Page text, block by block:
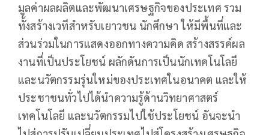
มูลค่าผลผลิตและพัฒนาเศรษฐกิจของประเทศ รวม
ทั้งสร้างเวทีสำหรับเยาวชน นักศึกษา ให้มีพื้นที่และ
ส่วนร่วมในการแสดงออกทางความคิด สร้างสรรค์ผล
งานที่เป็นประโยชน์ ผลักดันการเป็นนักเทคโนโลยี
และนวัตกรรมรุ่นใหม่ของประเทศในอนาคต และให้
ประชาชนทั่วไปได้นำความรู้ด้านวิทยาศาสตร์
เทคโนโลยี และนวัตกรรมไปใช้ประโยชน์ อันจะนำ